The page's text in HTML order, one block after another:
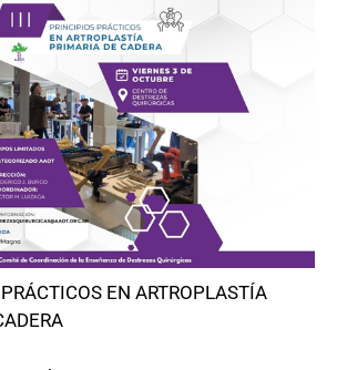
EN ARTROPLASTÍA